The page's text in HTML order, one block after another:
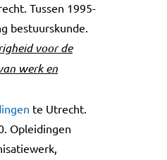
Tussen 1995-
bestuurskunde.
voor de
werk en
te Utrecht.
Opleidingen